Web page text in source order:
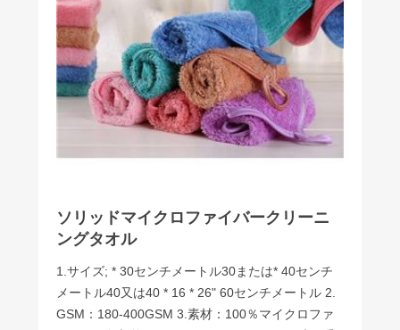
ソリッドマイクロファイバークリーニ
ングタオル
1.サイズ; * 30センチメートル30または* 40センチ
メートル40又は40 * 16 * 26" 60センチメートル 2.
GSM：180-400GSM 3.素材：100％マイクロファ